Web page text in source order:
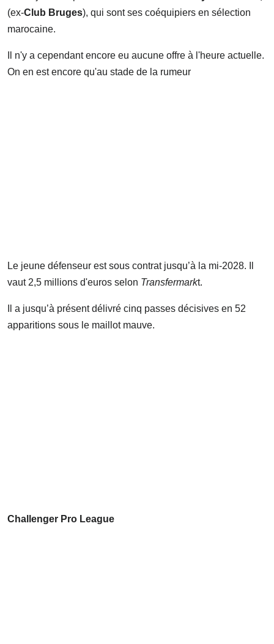
(ex-Club Bruges), qui sont ses coéquipiers en sélection
marocaine.
Il n'y a cependant encore eu aucune offre à l'heure actuelle.
On en est encore qu'au stade de la rumeur
Le jeune défenseur est sous contrat jusqu’à la mi-2028. Il
vaut 2,5 millions d'euros selon Transfermarkt.
Il a jusqu’à présent délivré cinq passes décisives en 52
apparitions sous le maillot mauve.
Challenger Pro League